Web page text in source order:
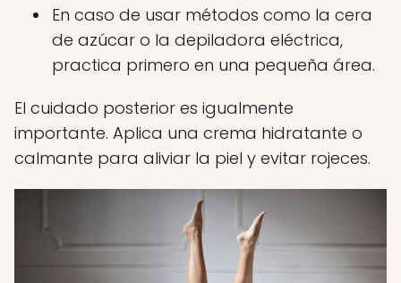
En caso de usar métodos como la cera
de azúcar o la depiladora eléctrica,
practica primero en una pequeña área.
El cuidado posterior es igualmente
importante. Aplica una crema hidratante o
calmante para aliviar la piel y evitar rojeces.